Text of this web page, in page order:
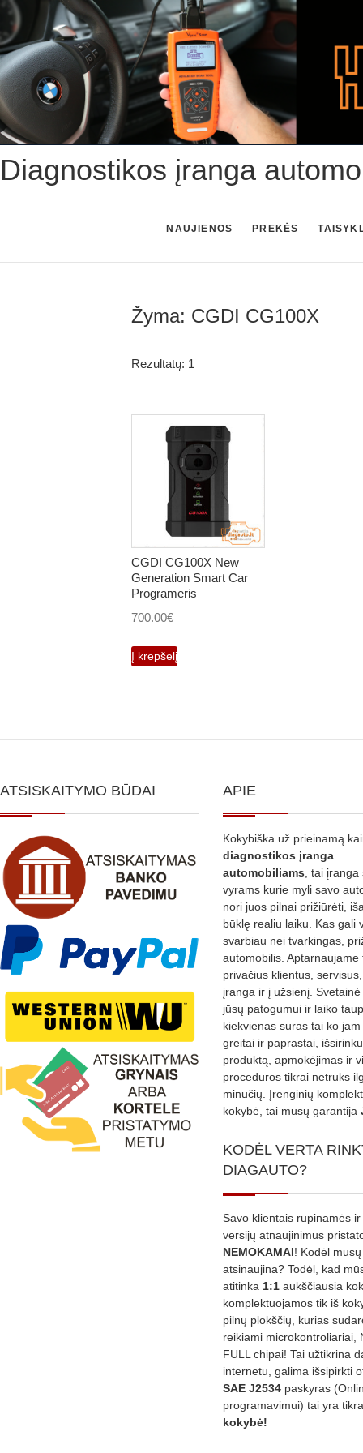
Skip
to
content
Diagnostikos įranga
NAUJIENOS PREKĖS
Žyma: CGDI CG100X
Rezultatų: 1
CGDI CG100X New
Generation Smart Car
Programeris
700.00€
Į krepšelį
ATSISKAITYMO BŪDAI APIE
Kokybiška už prieinamą
diagnostikos įranga
automobiliams , tai
vyrams kurie myli savo
nori juos pilnai prižiūrėti,
būklę realiu laiku. Kas gali
svarbiau nei tvarkingas,
automobilis. Aptarnaujame
privačius klientus,
įranga ir į užsienį.
jūsų patogumui ir laiko
kiekvienas suras tai ko
greitai ir paprastai,
produktą, apmokėjimas ir
procedūros tikrai netruks
minučių. Įrenginių
kokybė, tai mūsų garantija
KODĖL VERTA
DIAGAUTO?
Savo klientais rūpinamės
versijų atnaujinimus
NEMOKAMAI! Kodėl
atsinaujina? Todėl, kad
atitinka 1:1 aukščiausia
komplektuojamos tik iš
pilnų plokščių, kurias
reikiami microkontroliariai,
FULL chipai! Tai užtikrina
internetu, galima išsipirkti
SAE J2534 paskyras
programavimui) tai yra
kokybė!